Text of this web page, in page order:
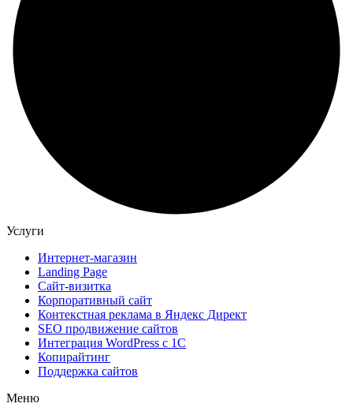
Услуги
Интернет-магазин
Landing Page
Сайт-визитка
Корпоративный сайт
Контекстная реклама в Яндекс Директ
SEO продвижение сайтов
Интеграция WordPress c 1C
Копирайтинг
Поддержка сайтов
Меню